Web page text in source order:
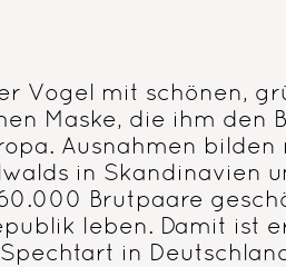
Vogel mit schönen,
Maske, die ihm den
Ausnahmen
in Skandinavien
Brutpaare
leben. Damit ist
in